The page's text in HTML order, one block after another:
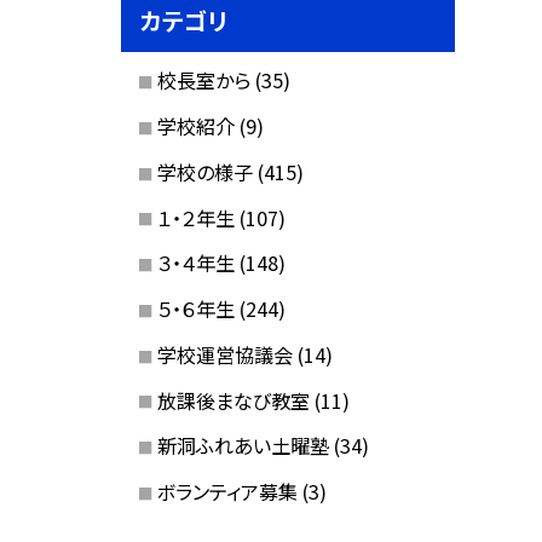
カテゴリ
校長室から (35)
学校紹介 (9)
学校の様子 (415)
１・２年生 (107)
３・４年生 (148)
５・６年生 (244)
学校運営協議会 (14)
放課後まなび教室 (11)
新洞ふれあい土曜塾 (34)
ボランティア募集 (3)